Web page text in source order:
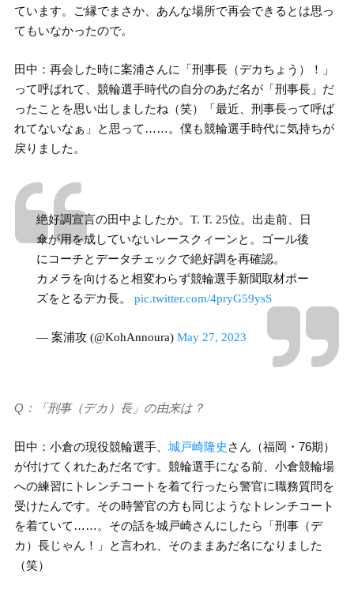
ています。ご縁でまさか、あんな場所で再会できるとは思っ
てもいなかったので。
田中：再会した時に案浦さんに「刑事長（デカちょう）！」
って呼ばれて、競輪選手時代の自分のあだ名が「刑事長」だ
ったことを思い出しましたね（笑）「最近、刑事長って呼ば
れてないなぁ」と思って……。僕も競輪選手時代に気持ちが
戻りました。
絶好調宣言の田中よしたか。T. T. 25位。出走前、日
傘が用を成していないレースクィーンと。ゴール後
にコーチとデータチェックで絶好調を再確認。
カメラを向けると相変わらず競輪選手新聞取材ポー
ズをとるデカ長。 pic.twitter.com/4pryG59ysS
— 案浦攻 (@KohAnnoura) May 27, 2023
Q：「刑事（デカ）長」の由来は？
田中：小倉の現役競輪選手、 城戸崎隆史 さん（福岡・76期）
が付けてくれたあだ名です。競輪選手になる前、小倉競輪場
への練習にトレンチコートを着て行ったら警官に職務質問を
受けたんです。その時警官の方も同じようなトレンチコート
を着ていて……。その話を城戸崎さんにしたら「刑事（デ
カ）長じゃん！」と言われ、そのままあだ名になりました
（笑）